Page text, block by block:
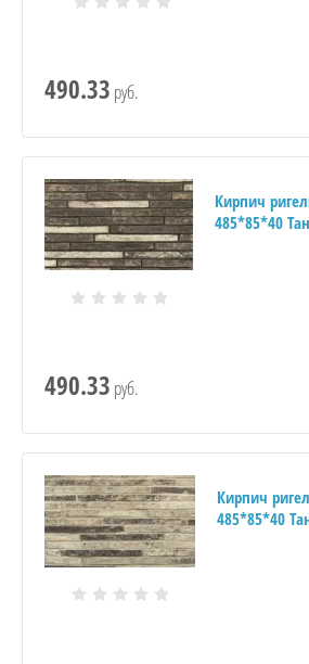
490.33 руб.
Кирпич
485*85*40
490.33 руб.
Кирпич
485*85*40